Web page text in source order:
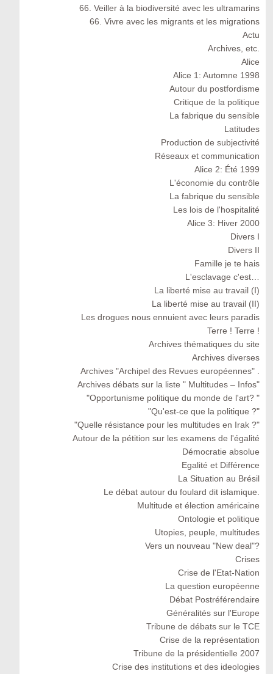
66. Veiller à la biodiversité avec les ultramarins
66. Vivre avec les migrants et les migrations
Actu
Archives, etc.
Alice
Alice 1: Automne 1998
Autour du postfordisme
Critique de la politique
La fabrique du sensible
Latitudes
Production de subjectivité
Réseaux et communication
Alice 2: Été 1999
L'économie du contrôle
La fabrique du sensible
Les lois de l'hospitalité
Alice 3: Hiver 2000
Divers I
Divers II
Famille je te hais
L'esclavage c'est…
La liberté mise au travail (I)
La liberté mise au travail (II)
Les drogues nous ennuient avec leurs paradis
Terre ! Terre !
Archives thématiques du site
Archives diverses
Archives "Archipel des Revues européennes" .
Archives débats sur la liste " Multitudes – Infos"
"Opportunisme politique du monde de l'art? "
"Qu'est-ce que la politique ?"
"Quelle résistance pour les multitudes en Irak ?"
Autour de la pétition sur les examens de l'égalité
Démocratie absolue
Egalité et Différence
La Situation au Brésil
Le débat autour du foulard dit islamique.
Multitude et élection américaine
Ontologie et politique
Utopies, peuple, multitudes
Vers un nouveau "New deal"?
Crises
Crise de l'Etat-Nation
La question européenne
Débat Postréférendaire
Généralités sur l'Europe
Tribune de débats sur le TCE
Crise de la représentation
Tribune de la présidentielle 2007
Crise des institutions et des ideologies